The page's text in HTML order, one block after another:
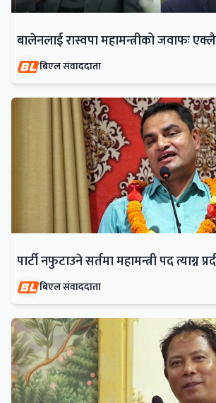
बालेनलाई रास्वपा महामन्त्रीको जवाफः
बिएल संवाददाता
पार्टी नफुटाउने सर्तमा महामन्त्री पद त्याग्न
बिएल संवाददाता